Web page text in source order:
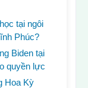
tại ngôi
Phúc?
Biden tại
quyền lực
Hoa Kỳ